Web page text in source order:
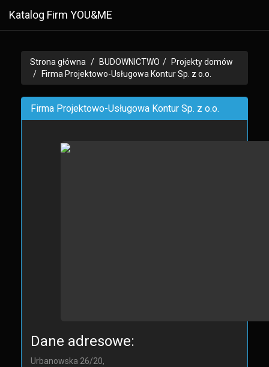
Katalog Firm YOU&ME
Strona główna BUDOWNICTWO
Projekty domów
Firma Projektowo-Usługowa Kontur Sp. z o.o.
Firma Projektowo-Usługowa Kontur Sp. z o.o.
Dane adresowe:
Urbanowska 26/20,